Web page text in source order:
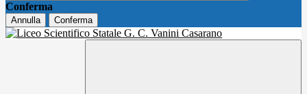
Conferma
Annulla Conferma